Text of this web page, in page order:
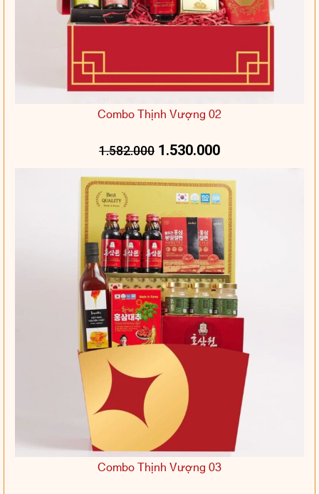
Combo Thịnh Vượng 02
1.582.000 1.530.000
Combo Thịnh Vượng 03